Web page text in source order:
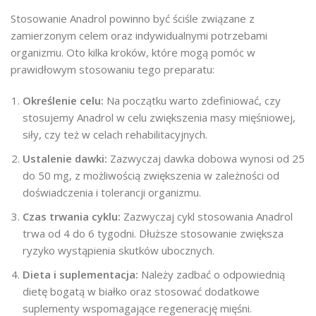
Stosowanie Anadrol powinno być ściśle związane z
zamierzonym celem oraz indywidualnymi potrzebami
organizmu. Oto kilka kroków, które mogą pomóc w
prawidłowym stosowaniu tego preparatu:
Określenie celu: Na początku warto zdefiniować, czy
stosujemy Anadrol w celu zwiększenia masy mięśniowej,
siły, czy też w celach rehabilitacyjnych.
Ustalenie dawki: Zazwyczaj dawka dobowa wynosi od 25
do 50 mg, z możliwością zwiększenia w zależności od
doświadczenia i tolerancji organizmu.
Czas trwania cyklu: Zazwyczaj cykl stosowania Anadrol
trwa od 4 do 6 tygodni. Dłuższe stosowanie zwiększa
ryzyko wystąpienia skutków ubocznych.
Dieta i suplementacja: Należy zadbać o odpowiednią
dietę bogatą w białko oraz stosować dodatkowe
suplementy wspomagające regenerację mięśni.